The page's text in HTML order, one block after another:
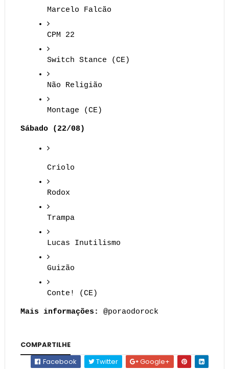
Marcelo Falcão
CPM 22
Switch Stance (CE)
Não Religião
Montage (CE)
Sábado (22/08)
Criolo
Rodox
Trampa
Lucas Inutilismo
Guizão
Conte! (CE)
Mais informações: @poraodorock
COMPARTILHE
Facebook
Twitter Google+